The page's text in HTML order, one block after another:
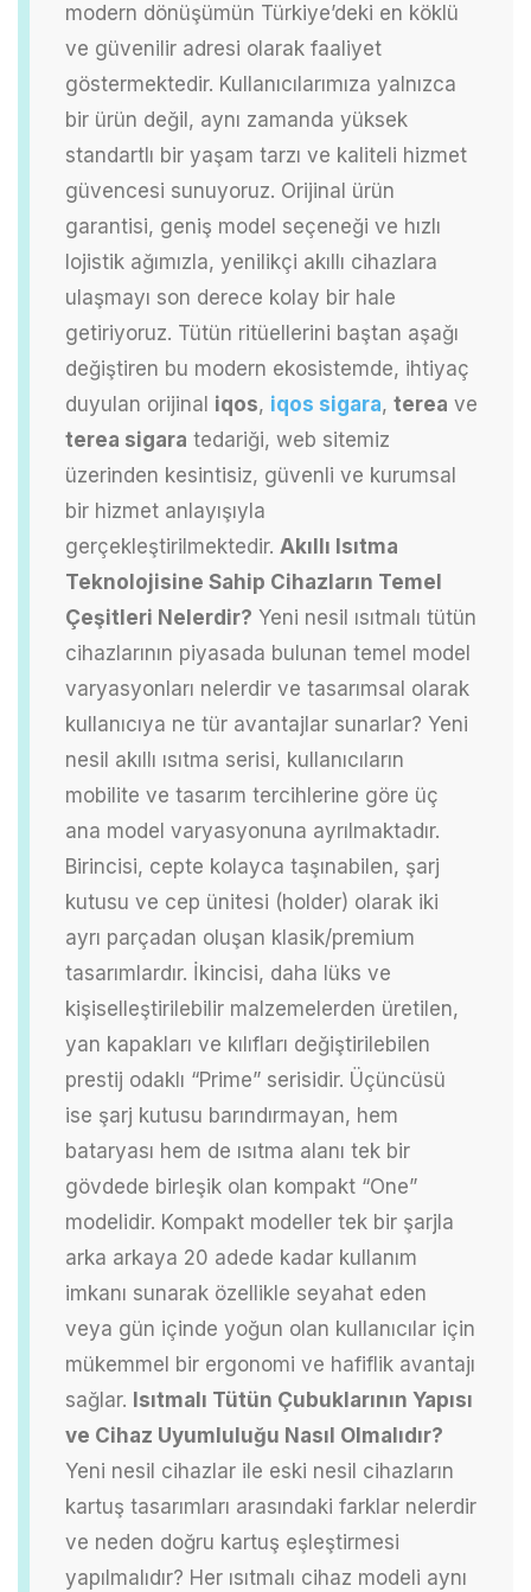
modern dönüşümün Türkiye’deki en köklü
ve güvenilir adresi olarak faaliyet
göstermektedir. Kullanıcılarımıza yalnızca
bir ürün değil, aynı zamanda yüksek
standartlı bir yaşam tarzı ve kaliteli hizmet
güvencesi sunuyoruz. Orijinal ürün
garantisi, geniş model seçeneği ve hızlı
lojistik ağımızla, yenilikçi akıllı cihazlara
ulaşmayı son derece kolay bir hale
getiriyoruz. Tütün ritüellerini baştan aşağı
değiştiren bu modern ekosistemde, ihtiyaç
duyulan orijinal iqos, iqos sigara, terea ve
terea sigara tedariği, web sitemiz
üzerinden kesintisiz, güvenli ve kurumsal
bir hizmet anlayışıyla
gerçekleştirilmektedir. Akıllı Isıtma
Teknolojisine Sahip Cihazların Temel
Çeşitleri Nelerdir? Yeni nesil ısıtmalı tütün
cihazlarının piyasada bulunan temel model
varyasyonları nelerdir ve tasarımsal olarak
kullanıcıya ne tür avantajlar sunarlar? Yeni
nesil akıllı ısıtma serisi, kullanıcıların
mobilite ve tasarım tercihlerine göre üç
ana model varyasyonuna ayrılmaktadır.
Birincisi, cepte kolayca taşınabilen, şarj
kutusu ve cep ünitesi (holder) olarak iki
ayrı parçadan oluşan klasik/premium
tasarımlardır. İkincisi, daha lüks ve
kişiselleştirilebilir malzemelerden üretilen,
yan kapakları ve kılıfları değiştirilebilen
prestij odaklı “Prime” serisidir. Üçüncüsü
ise şarj kutusu barındırmayan, hem
bataryası hem de ısıtma alanı tek bir
gövdede birleşik olan kompakt “One”
modelidir. Kompakt modeller tek bir şarjla
arka arkaya 20 adede kadar kullanım
imkanı sunarak özellikle seyahat eden
veya gün içinde yoğun olan kullanıcılar için
mükemmel bir ergonomi ve hafiflik avantajı
sağlar. Isıtmalı Tütün Çubuklarının Yapısı
ve Cihaz Uyumluluğu Nasıl Olmalıdır?
Yeni nesil cihazlar ile eski nesil cihazların
kartuş tasarımları arasındaki farklar nelerdir
ve neden doğru kartuş eşleştirmesi
yapılmalıdır? Her ısıtmalı cihaz modeli aynı